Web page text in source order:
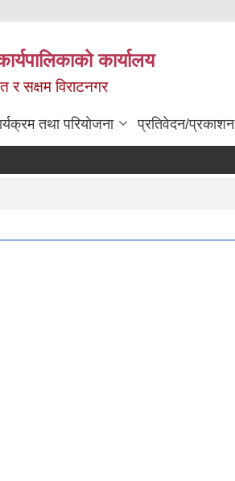
कार्यालय
र सक्षम विराटनगर
तथा परियोजना प्रतिवेदन/प्रकाशन